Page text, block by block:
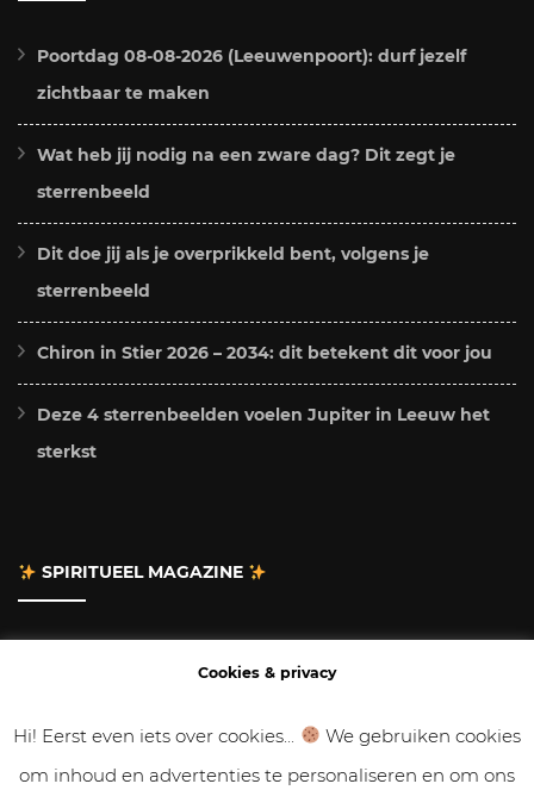
Poortdag 08-08-2026 (Leeuwenpoort): durf jezelf
zichtbaar te maken
Wat heb jij nodig na een zware dag? Dit zegt je
sterrenbeeld
Dit doe jij als je overprikkeld bent, volgens je
sterrenbeeld
Chiron in Stier 2026 – 2034: dit betekent dit voor jou
Deze 4 sterrenbeelden voelen Jupiter in Leeuw het
sterkst
SPIRITUEEL MAGAZINE
Gastbloggen
Cookies & privacy
Hi! Eerst even iets over cookies...
We gebruiken cookies
om inhoud en advertenties te personaliseren en om ons